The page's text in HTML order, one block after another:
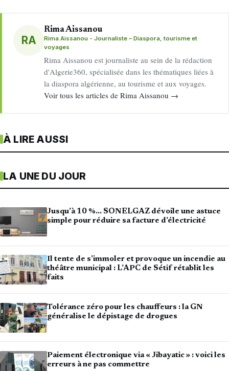
RA
Rima Aissanou
Rima Aissanou - Journaliste – Diaspora, tourisme et
voyages
Rima Aissanou est journaliste au sein de la rédaction
d'Algerie360, spécialisée dans les thématiques liées à
la diaspora algérienne, au tourisme et aux voyages.
Voir tous les articles de Rima Aissanou →
À LIRE AUSSI
LA UNE DU JOUR
Jusqu’à 10 %… SONELGAZ dévoile une astuce
simple pour réduire sa facture d’électricité
Il tente de s’immoler et provoque un incendie au
théâtre municipal : L’APC de Sétif rétablit les
faits
Tolérance zéro pour les chauffeurs : la GN
généralise le dépistage de drogues
Paiement électronique via « Jibayatic » : voici les
erreurs à ne pas commettre